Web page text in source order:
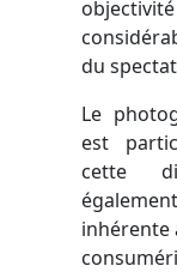
du
Le
est
cette
inhérente